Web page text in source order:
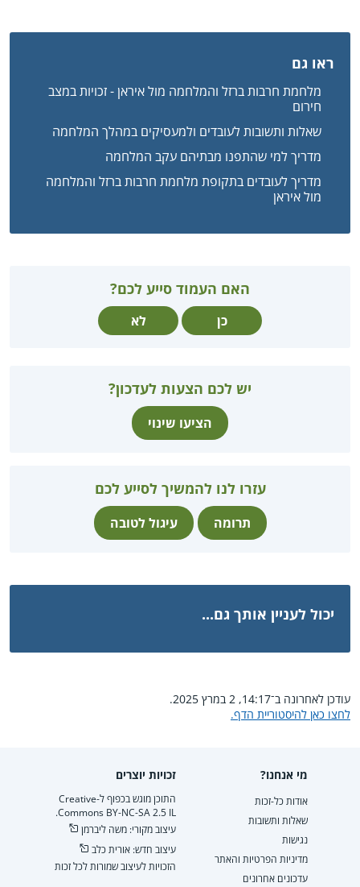
ראו גם
מלחמת חרבות ברזל והמלחמה מול איראן - זכויות במצב
חירום
שאלות ותשובות לעובדים ולמעסיקים במהלך המלחמה
מדריך למי שהתפנו מבתיהם עקב המלחמה
מדריך לעובדים בתקופת מלחמת חרבות ברזל והמלחמה
מול איראן
האם העמוד סייע לכם?
כן לא
יש לכם הצעות לעדכון?
הציעו שינוי
עזרו לנו להמשיך לסייע לכם
תרומה עיגול לטובה
יכול לעניין אותך גם...
עודכן לאחרונה ב־14:17, 2 במרץ 2025.
לחצו כאן להיסטוריית הדף.
מי אנחנו?
אודות כל-זכות
שאלות ותשובות
נגישות
מדיניות הפרטיות והאתר
עדכונים אחרונים
זכויות יוצרים
התוכן מוגש בכפוף ל-Creative
Commons BY-NC-SA 2.5 IL.
עיצוב מקורי: משה ליברמן
עיצוב חדש: אורית כלב
הזכויות לעיצוב שמורות לכל זכות